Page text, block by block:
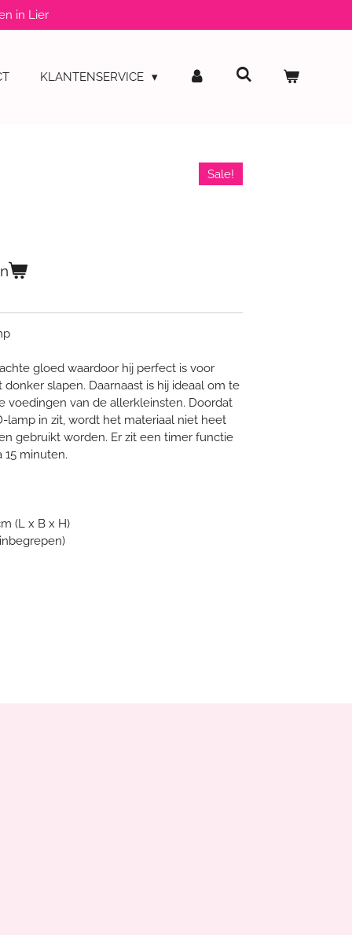
in Lier
KLANTENSERVICE
Sale!
gloed waardoor hij perfect is voor
slapen. Daarnaast is hij ideaal om te
voedingen van de allerkleinsten. Doordat
lamp in zit, wordt het materiaal niet heet
gebruikt worden. Er zit een timer functie
15 minuten.
(L x B x H)